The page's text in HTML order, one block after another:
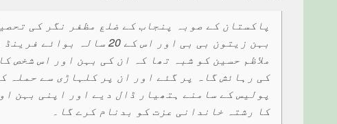
ملاظم حسین کو شبہ تھا کہ ان کی بہن اور اس شخص
کی رہائش گاہ پر گئے اور ان پر کلہاڑی سے حملہ
پولیس کے سامنے ہتھیار ڈال دیے اور اپنی بہن
کا رشتہ خاندانی عزت کو بدنام کرے گا۔